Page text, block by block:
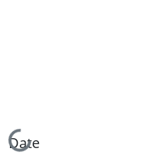
Loading...
Date